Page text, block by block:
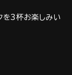
3杯お楽しみい